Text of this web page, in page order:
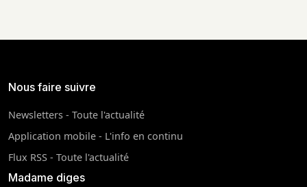
Nous faire suivre
Newsletters - Toute l'actualité
Application mobile - L'info en continu
Flux RSS - Toute l'actualité
Madame diges